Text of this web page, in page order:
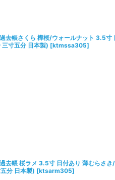
去帳さくら 樺桜/ウォールナット 3.5寸
寸五分 日本製) [ktmssa305]
去帳 桜ラメ 3.5寸 日付あり 薄むらさ
分 日本製) [ktsarm305]